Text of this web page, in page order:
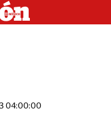
04:00:00